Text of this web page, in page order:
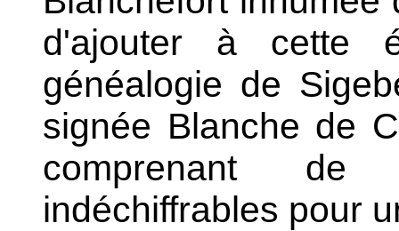
d'ajouter à cette
généalogie de
signée Blanche de
comprenant de
indéchiffrables pour